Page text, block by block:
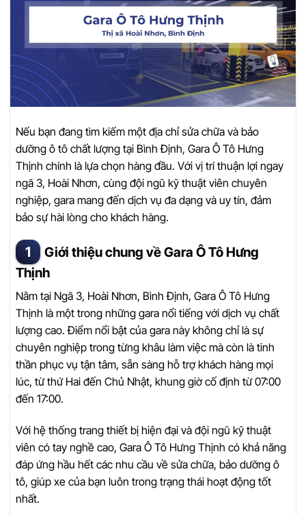
Nếu bạn đang tìm kiếm một địa chỉ sửa chữa và bảo
dưỡng ô tô chất lượng tại Bình Định, Gara Ô Tô Hưng
Thịnh chính là lựa chọn hàng đầu. Với vị trí thuận lợi ngay
ngã 3, Hoài Nhơn, cùng đội ngũ kỹ thuật viên chuyên
nghiệp, gara mang đến dịch vụ đa dạng và uy tín, đảm
bảo sự hài lòng cho khách hàng.
Giới thiệu chung về Gara Ô Tô Hưng
Thịnh
Nằm tại Ngã 3, Hoài Nhơn, Bình Định, Gara Ô Tô Hưng
Thịnh là một trong những gara nổi tiếng với dịch vụ chất
lượng cao. Điểm nổi bật của gara này không chỉ là sự
chuyên nghiệp trong từng khâu làm việc mà còn là tinh
thần phục vụ tận tâm, sẵn sàng hỗ trợ khách hàng mọi
lúc, từ thứ Hai đến Chủ Nhật, khung giờ cố định từ 07:00
đến 17:00.
Với hệ thống trang thiết bị hiện đại và đội ngũ kỹ thuật
viên có tay nghề cao, Gara Ô Tô Hưng Thịnh có khả năng
đáp ứng hầu hết các nhu cầu về sửa chữa, bảo dưỡng ô
tô, giúp xe của bạn luôn trong trạng thái hoạt động tốt
nhất.